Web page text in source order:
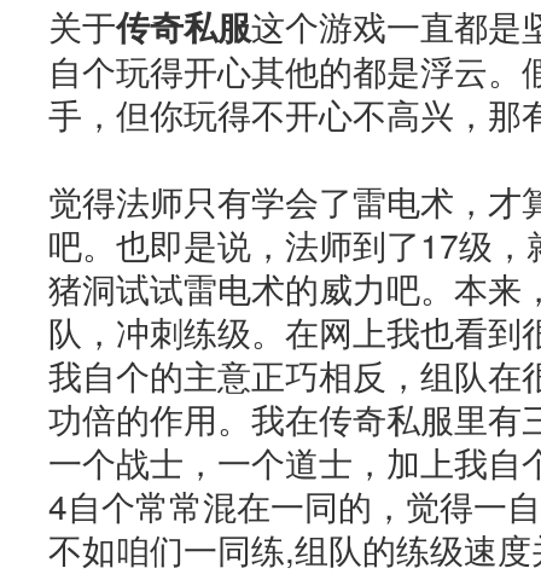
关于传奇私服这个游戏一直都是
自个玩得开心其他的都是浮云。
手，但你玩得不开心不高兴，那
觉得法师只有学会了雷电术，才
吧。也即是说，法师到了17级
猪洞试试雷电术的威力吧。本来
队，冲刺练级。在网上我也看到
我自个的主意正巧相反，组队在
功倍的作用。我在传奇私服里有
一个战士，一个道士，加上我自
4自个常常混在一同的，觉得一
不如咱们一同练,组队的练级速